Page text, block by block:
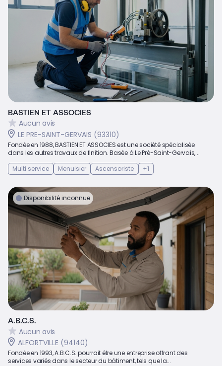
BASTIEN ET ASSOCIES
Aucun avis
LE PRE-SAINT-GERVAIS (93310)
Fondée en 1988, BASTIEN ET ASSOCIES est une société spécialisée
dans les autres travaux de finition. Basée à Le Pré-Saint-Gervais,...
Multi service
Menuisier Ascensoriste +1
Disponibilité inconnue
A.B.C.S.
Aucun avis
ALFORTVILLE (94140)
Fondée en 1993, A.B.C.S. pourrait être une entreprise offrant des
services variés dans le secteur du bâtiment, tels que la...